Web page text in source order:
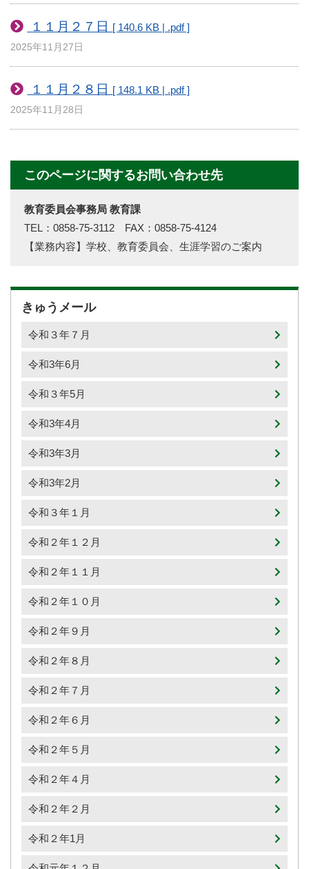
１１月２７日 [ 140.6 KB | .pdf ]
2025年11月27日
１１月２８日 [ 148.1 KB | .pdf ]
2025年11月28日
このページに関するお問い合わせ先
教育委員会事務局 教育課
TEL：0858-75-3112 FAX：0858-75-4124
【業務内容】学校、教育委員会、生涯学習のご案内
きゅうメール
令和３年７月
令和3年6月
令和３年5月
令和3年4月
令和3年3月
令和3年2月
令和３年１月
令和２年１２月
令和２年１１月
令和２年１０月
令和２年９月
令和２年８月
令和２年７月
令和２年６月
令和２年５月
令和２年４月
令和２年２月
令和２年1月